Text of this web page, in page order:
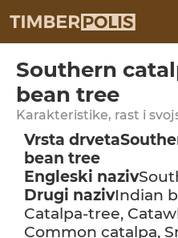
Southern
bean tree
Karakteristike, rast i
Vrsta drveta
bean tree
Engleski naziv
Drugi nazivIndian
Catalpa-tree,
Common catalpa,